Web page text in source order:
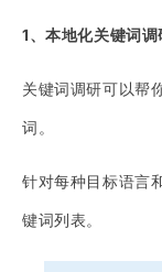
1、本地化关键词调
关键词调研可以帮
词。
针对每种目标语言
键词列表。